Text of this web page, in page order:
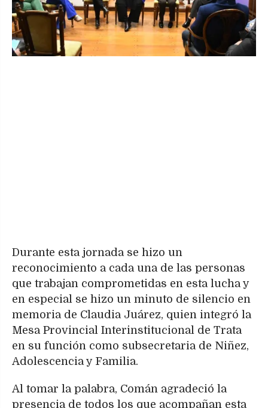
Durante esta jornada se hizo un
reconocimiento a cada una de las personas
que trabajan comprometidas en esta lucha y
en especial se hizo un minuto de silencio en
memoria de Claudia Juárez, quien integró la
Mesa Provincial Interinstitucional de Trata
en su función como subsecretaria de Niñez,
Adolescencia y Familia.
Al tomar la palabra, Comán agradeció la
presencia de todos los que acompañan esta